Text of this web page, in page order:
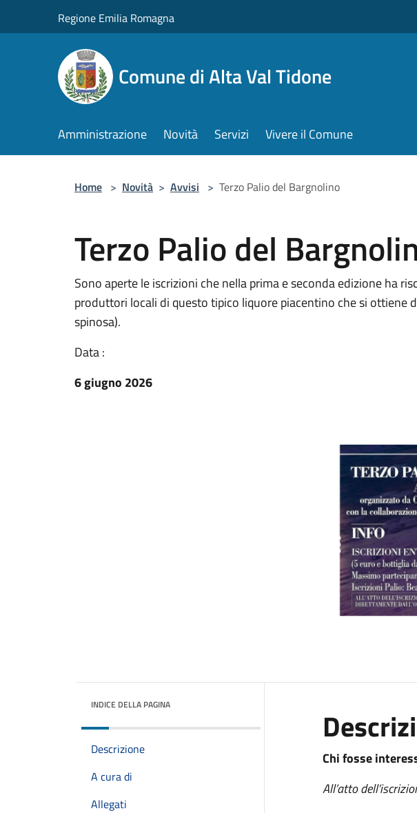
Regione Emilia Romagna
Comune di Alta Val Tidone
Amministrazione Novità Servizi Vivere il Comune
Home > Novità > Avvisi > Terzo Palio del Bargnolino
Terzo Palio del
Sono aperte le iscrizioni che nella prima e seconda edizione ha
produttori locali di questo tipico liquore piacentino che si ottiene
spinosa).
Data :
6 giugno 2026
INDICE DELLA PAGINA
Descrizione
A cura di
Allegati
Chi fosse
All’atto